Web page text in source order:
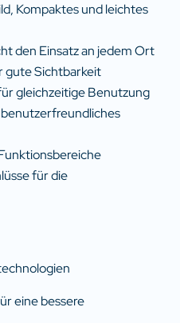
Kompaktes und leichtes
den Einsatz an jedem Ort
gute Sichtbarkeit
gleichzeitige Benutzung
für die
eine bessere